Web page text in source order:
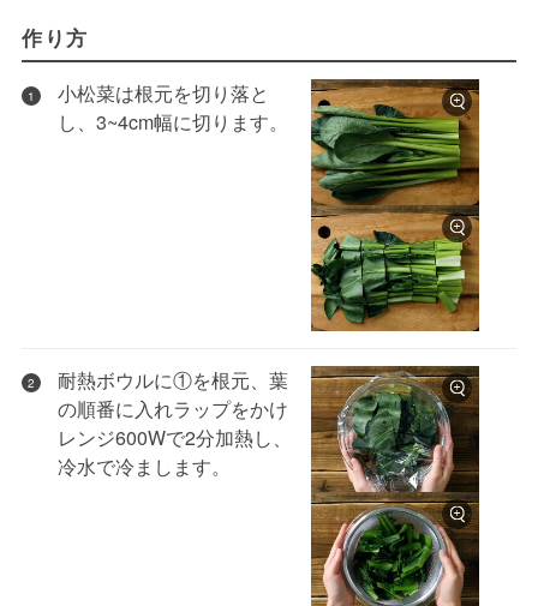
作り方
1
小松菜は根元を切り落と
し、3~4cm幅に切ります。
2
耐熱ボウルに①を根元、葉
の順番に入れラップをかけ
レンジ600Wで2分加熱し、
冷水で冷まします。